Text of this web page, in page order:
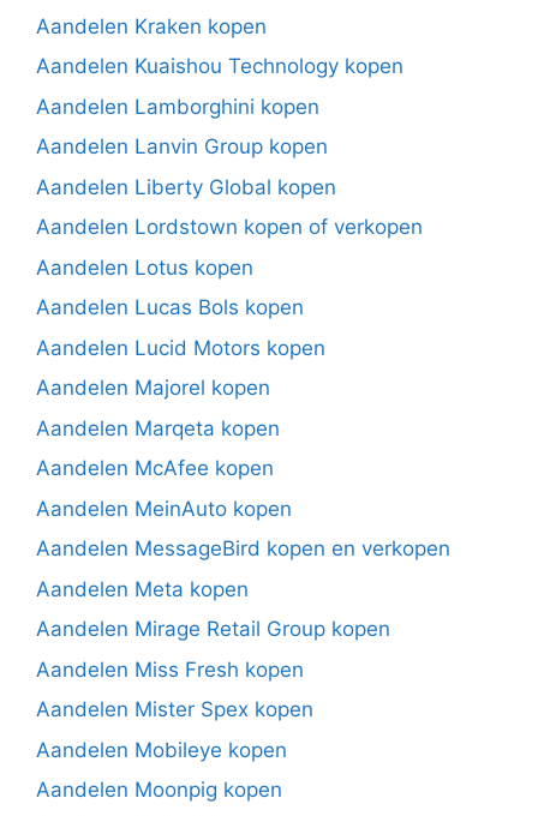
Aandelen Kraken kopen
Aandelen Kuaishou Technology kopen
Aandelen Lamborghini kopen
Aandelen Lanvin Group kopen
Aandelen Liberty Global kopen
Aandelen Lordstown kopen of verkopen
Aandelen Lotus kopen
Aandelen Lucas Bols kopen
Aandelen Lucid Motors kopen
Aandelen Majorel kopen
Aandelen Marqeta kopen
Aandelen McAfee kopen
Aandelen MeinAuto kopen
Aandelen MessageBird kopen en verkopen
Aandelen Meta kopen
Aandelen Mirage Retail Group kopen
Aandelen Miss Fresh kopen
Aandelen Mister Spex kopen
Aandelen Mobileye kopen
Aandelen Moonpig kopen